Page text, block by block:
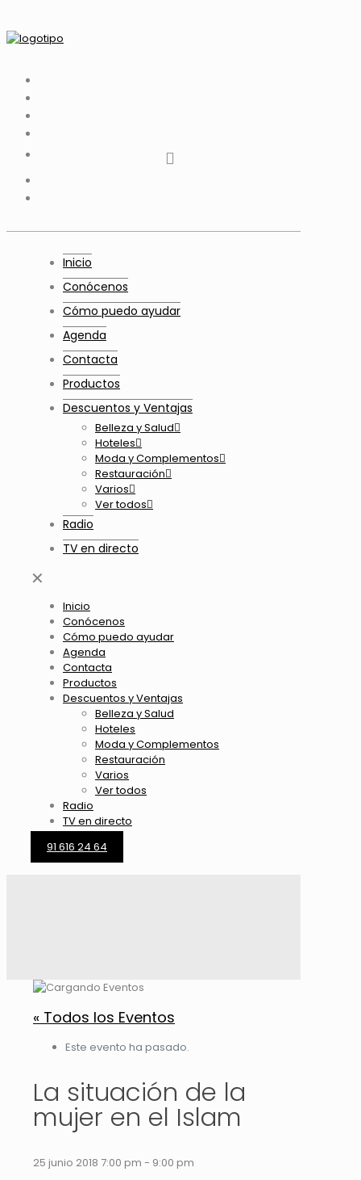
Youtube
Inicio
Conócenos
Cómo puedo ayudar
Agenda
Contacta
Productos
Descuentos y Ventajas
Belleza y Salud
Hoteles
Moda y Complementos
Restauración
Varios
Ver todos
Radio
TV en directo
✕
Inicio
Conócenos
Cómo puedo ayudar
Agenda
Contacta
Productos
Descuentos y Ventajas
Belleza y Salud
Hoteles
Moda y Complementos
Restauración
Varios
Ver todos
Radio
TV en directo
91 616 24 64
« Todos los Eventos
Este evento ha pasado.
La situación de la
mujer en el Islam
25 junio 2018 7:00 pm - 9:00 pm